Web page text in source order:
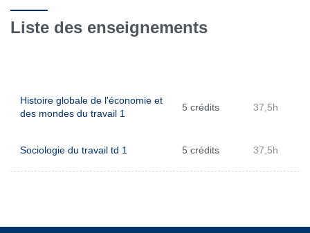
Liste des enseignements
Histoire globale de l'économie et
des mondes du travail 1
5 crédits 37,5h
Sociologie du travail td 1 5 crédits 37,5h